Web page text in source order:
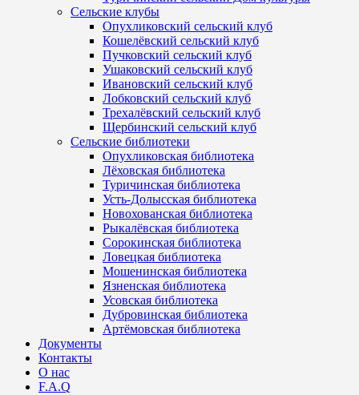
Сельские клубы
Опухликовский сельский клуб
Кошелёвский сельский клуб
Пучковский сельский клуб
Ушаковский сельский клуб
Ивановский сельский клуб
Лобковский сельский клуб
Трехалёвский сельский клуб
Щербинский сельский клуб
Сельские библиотеки
Опухликовская библиотека
Лёховская библиотека
Туричинская библиотека
Усть-Долысская библиотека
Новохованская библиотека
Рыкалёвская библиотека
Сорокинская библиотека
Ловецкая библиотека
Мошенинская библиотека
Язненская библиотека
Усовская библиотека
Дубровинская библиотека
Артёмовская библиотека
Документы
Контакты
О нас
F.A.Q